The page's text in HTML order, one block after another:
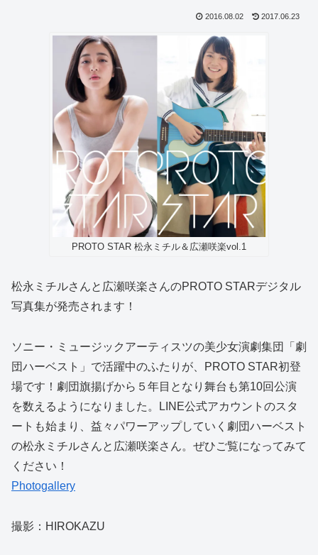
2016.08.02 2017.06.23
PROTO STAR 松永ミチル＆広瀬咲楽vol.1
松永ミチルさんと広瀬咲楽さんのPROTO STARデジタル
写真集が発売されます！
ソニー・ミュージックアーティスツの美少女演劇集団「劇
団ハーベスト」で活躍中のふたりが、PROTO STAR初登
場です！劇団旗揚げから５年目となり舞台も第10回公演
を数えるようになりました。LINE公式アカウントのスタ
ートも始まり、益々パワーアップしていく劇団ハーベスト
の松永ミチルさんと広瀬咲楽さん。ぜひご覧になってみて
ください！
Photogallery
撮影：HIROKAZU